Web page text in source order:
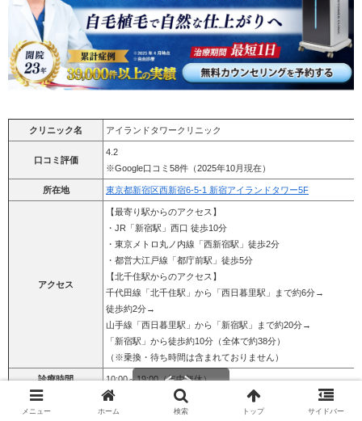
クリニック名 アイランドタワークリニック
口コミ評価
4.2
※Google口コミ58件（2025年10月現在）
所在地 東京都新宿区西新宿6-5-1 新宿アイランドタワー5F
アクセス
【最寄り駅からのアクセス】
・JR「新宿駅」西口 徒歩10分
・東京メトロ丸ノ内線「西新宿駅」徒歩2分
・都営大江戸線「都庁前駅」徒歩5分
【北千住駅からのアクセス】
千代田線「北千住駅」から「西日暮里駅」まで約6分→
徒歩約2分→
山手線「西日暮里駅」から「新宿駅」まで約20分→
「新宿駅」から徒歩約10分（全体で約38分）
（※乗換・待ち時間は含まれておりません）
診療時間 10:00～19:00（年中無休）
施術法
・i-Direct法（メスを使わない自然な仕上がり）
・U-Direct法（刈り上げない植毛法）
メニュー ホーム 検索 トップ サイドバー